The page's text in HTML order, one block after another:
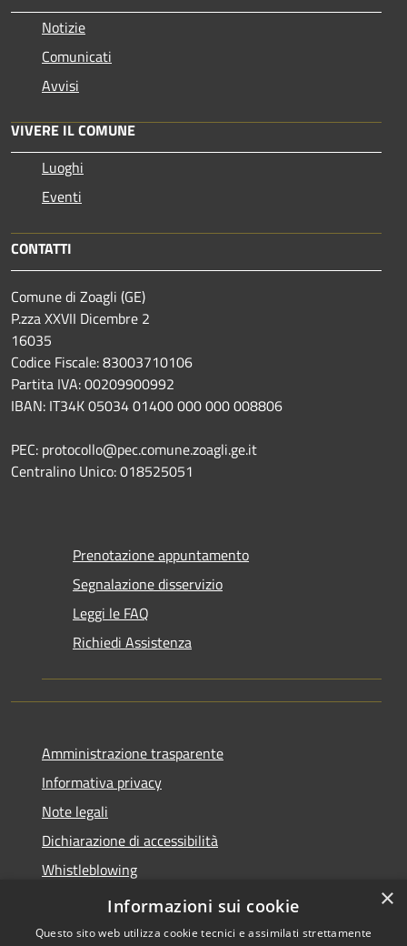
Notizie
Comunicati
Avvisi
VIVERE IL COMUNE
Luoghi
Eventi
CONTATTI
Comune di Zoagli (GE)
P.zza XXVII Dicembre 2
16035
Codice Fiscale: 83003710106
Partita IVA: 00209900992
IBAN: IT34K 05034 01400 000 000 008806
PEC: protocollo@pec.comune.zoagli.ge.it
Centralino Unico: 018525051
Prenotazione appuntamento
Segnalazione disservizio
Leggi le FAQ
Richiedi Assistenza
Amministrazione trasparente
Informativa privacy
Note legali
Dichiarazione di accessibilità
Whistleblowing
Piano di miglioramento dei servizi
×
Informazioni sui cookie
Questo sito web utilizza cookie tecnici e assimilati strettamente